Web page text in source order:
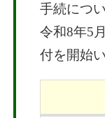
手続につ
令和8年5
付を開始